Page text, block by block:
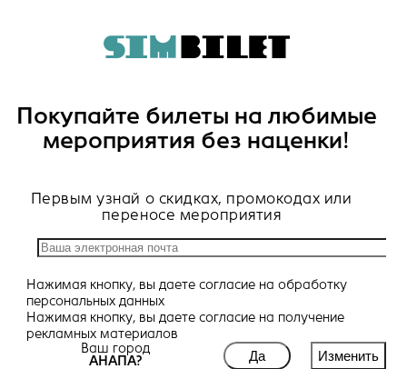
Покупайте билеты на любимые
мероприятия без наценки!
Первым узнай о скидках, промокодах или
переносе мероприятия
Нажимая кнопку, вы даете согласие на обработку
персональных данных
Нажимая кнопку, вы даете согласие на получение
рекламных материалов
Ваш город
АНАПА?
Да Изменить